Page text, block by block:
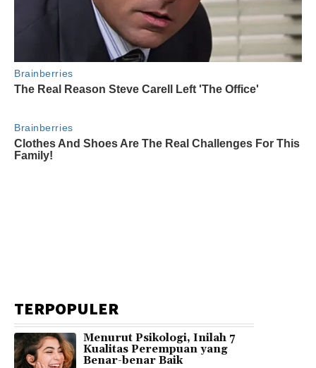
TERPOPULER
Menurut Psikologi, Inilah 7
Kualitas Perempuan yang
Benar-benar Baik